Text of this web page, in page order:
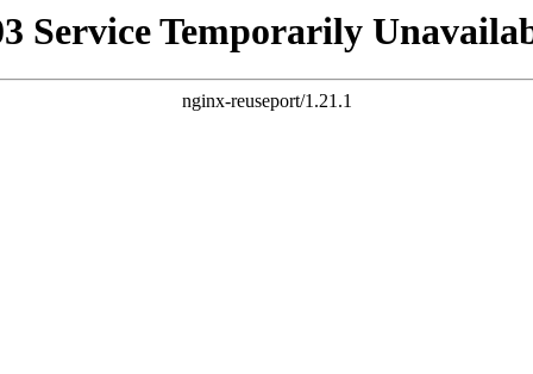
Service Temporarily
nginx-reuseport/1.21.1